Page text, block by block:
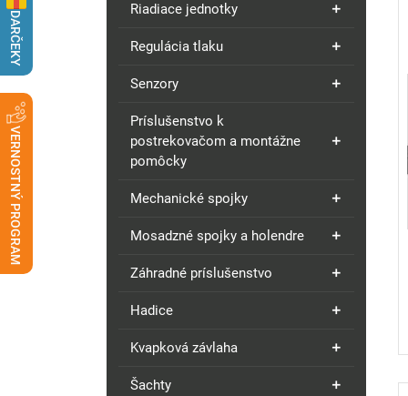
Riadiace jednotky
Regulácia tlaku
Senzory
Príslušenstvo k
postrekovačom a montážne
pomôcky
Mechanické spojky
Mosadzné spojky a holendre
Záhradné príslušenstvo
Hadice
Kvapková závlaha
Šachty
DARČEKY
VERNOSTNÝ PROGRAM